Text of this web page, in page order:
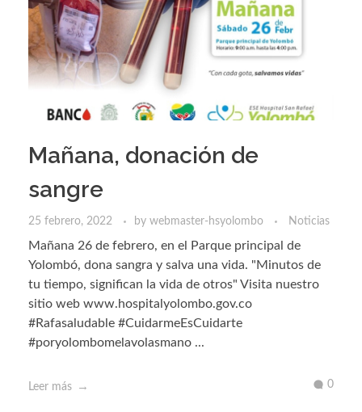
Mañana, donación de
sangre
25 febrero, 2022 by webmaster-hsyolombo Noticias
Mañana 26 de febrero, en el Parque principal de
Yolombó, dona sangra y salva una vida. "Minutos de
tu tiempo, significan la vida de otros" Visita nuestro
sitio web www.hospitalyolombo.gov.co
#Rafasaludable #CuidarmeEsCuidarte
#poryolombomelavolasmano ...
Leer más 0